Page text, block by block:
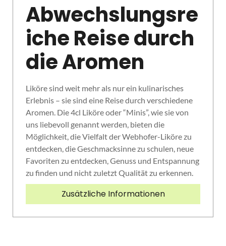
Zusätzliche Informationen
Abwechslungsre
iche Reise durch
die Aromen
Liköre sind weit mehr als nur ein kulinarisches
Erlebnis – sie sind eine Reise durch verschiedene
Aromen. Die 4cl Liköre oder “Minis”, wie sie von
uns liebevoll genannt werden, bieten die
Möglichkeit, die Vielfalt der Webhofer-Liköre zu
entdecken, die Geschmacksinne zu schulen, neue
Favoriten zu entdecken, Genuss und Entspannung
zu finden und nicht zuletzt Qualität zu erkennen.